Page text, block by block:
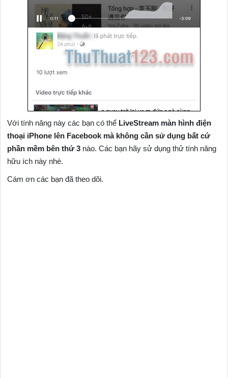
Với tính năng này các bạn có thể LiveStream màn hình điện
thoại iPhone lên Facebook mà không cần sử dụng bất cứ
phần mềm bên thứ 3 nào. Các bạn hãy sử dụng thử tính năng
hữu ích này nhé.
Cám ơn các bạn đã theo dõi.